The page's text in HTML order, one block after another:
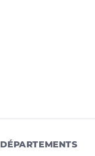
DÉPARTEMENTS